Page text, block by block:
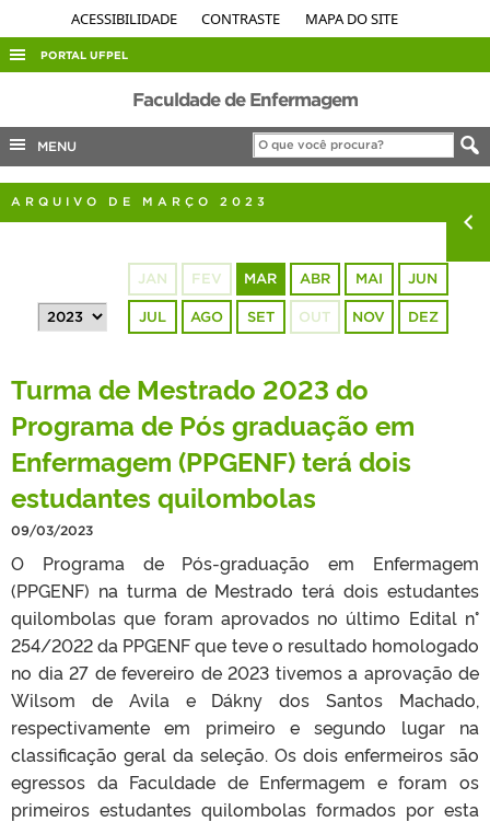
ACESSIBILIDADE CONTRASTE MAPA DO SITE
PORTAL UFPEL
ACESSO À INFORMAÇÃO
AUDITORIA
COBALTO
CONCURSOS
OUVIDORIA
TELEFONES
Faculdade de Enfermagem
MENU
ARQUIVO DE MARÇO 2023
JAN FEV MAR ABR MAI JUN
JUL AGO SET OUT NOV DEZ
Turma de Mestrado 2023 do
Programa de Pós graduação em
Enfermagem (PPGENF) terá dois
estudantes quilombolas
09/03/2023
O Programa de Pós-graduação em Enfermagem
(PPGENF) na turma de Mestrado terá dois estudantes
quilombolas que foram aprovados no último Edital n°
254/2022 da PPGENF que teve o resultado homologado
no dia 27 de fevereiro de 2023 tivemos a aprovação de
Wilsom de Avila e Dákny dos Santos Machado,
respectivamente em primeiro e segundo lugar na
classificação geral da seleção. Os dois enfermeiros são
egressos da Faculdade de Enfermagem e foram os
primeiros estudantes quilombolas formados por esta